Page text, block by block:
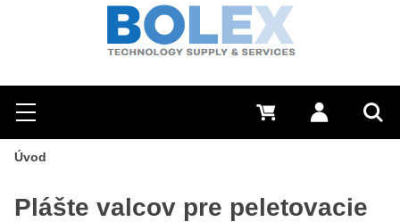
Hľadať
Menu Prihlásiť sa
0 €
Úvod
Plášte valcov pre peletovacie